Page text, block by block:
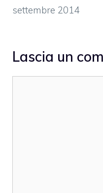
settembre 2014
Lascia un